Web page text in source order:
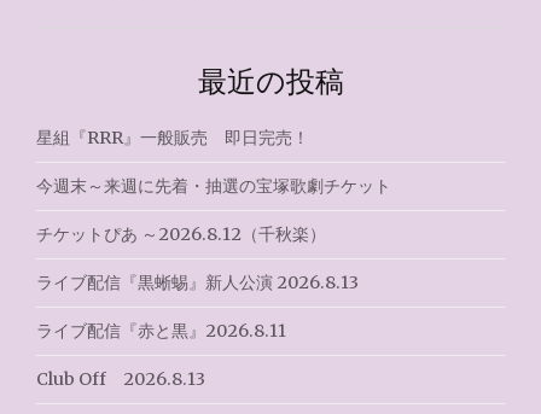
シ
ョ
ン
最近の投稿
星組『RRR』一般販売 即日完売！
今週末～来週に先着・抽選の宝塚歌劇チケット
チケットぴあ ～2026.8.12（千秋楽）
ライブ配信『黒蜥蜴』新人公演 2026.8.13
ライブ配信『赤と黒』2026.8.11
Club Off 2026.8.13